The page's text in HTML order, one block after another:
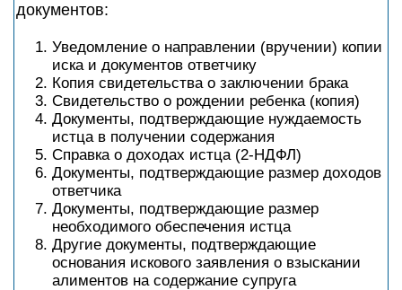
документов:
Уведомление о направлении (вручении) копии
иска и документов ответчику
Копия свидетельства о заключении брака
Свидетельство о рождении ребенка (копия)
Документы, подтверждающие нуждаемость
истца в получении содержания
Справка о доходах истца (2-НДФЛ)
Документы, подтверждающие размер доходов
ответчика
Документы, подтверждающие размер
необходимого обеспечения истца
Другие документы, подтверждающие
основания искового заявления о взыскании
алиментов на содержание супруга